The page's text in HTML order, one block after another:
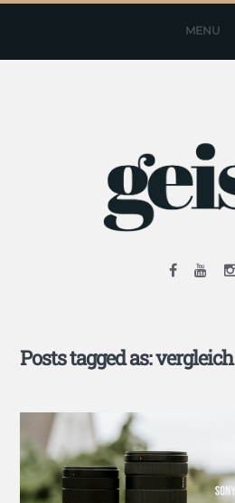
MENU
Posts tagged as: vergleich